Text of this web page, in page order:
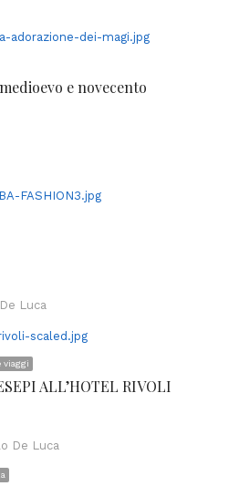
e novecento
Luca
viaggi
ALL’HOTEL RIVOLI
De Luca